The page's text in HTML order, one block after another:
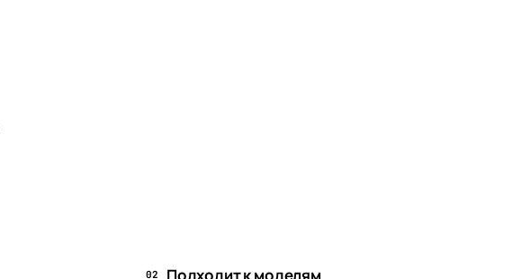
02 Подходит к моделям